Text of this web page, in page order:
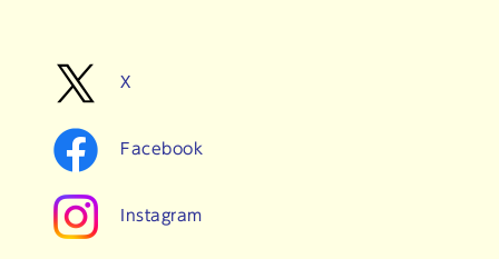
X
Facebook
Instagram